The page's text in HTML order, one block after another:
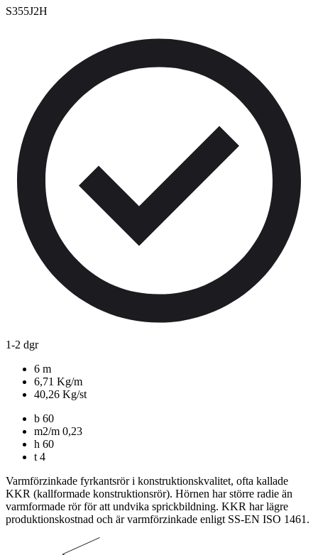
S355J2H
1-2 dgr
6 m
6,71 Kg/m
40,26 Kg/st
b 60
m2/m 0,23
h 60
t 4
Varmförzinkade fyrkantsrör i konstruktionskvalitet, ofta kallade
KKR (kallformade konstruktionsrör). Hörnen har större radie än
varmformade rör för att undvika sprickbildning. KKR har lägre
produktionskostnad och är varmförzinkade enligt SS-EN ISO 1461.